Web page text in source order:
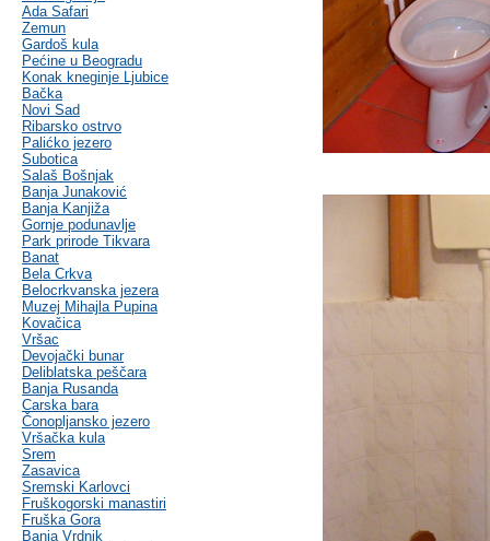
Ada Safari
Zemun
Gardoš kula
Pećine u Beogradu
Konak kneginje Ljubice
Bačka
Novi Sad
Ribarsko ostrvo
Palićko jezero
Subotica
Salaš Bošnjak
Banja Junaković
Banja Kanjiža
Gornje podunavlje
Park prirode Tikvara
Banat
Bela Crkva
Belocrkvanska jezera
Muzej Mihajla Pupina
Kovačica
Vršac
Devojački bunar
Deliblatska peščara
Banja Rusanda
Carska bara
Čonopljansko jezero
Vršačka kula
Srem
Zasavica
Sremski Karlovci
Fruškogorski manastiri
Fruška Gora
Banja Vrdnik